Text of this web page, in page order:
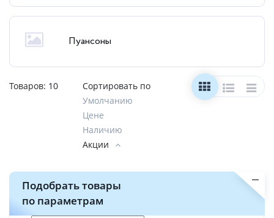
Пуансоны
Товаров: 10
Сортировать по
Умолчанию
Цене
Наличию
Акции
Подобрать товары
по параметрам